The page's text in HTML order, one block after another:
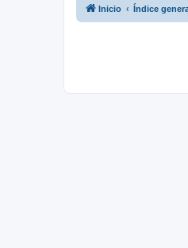
Inicio Índice